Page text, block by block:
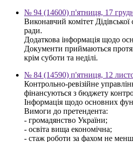
№ 94 (14600) п'ятниця, 17
Виконавчий комітет
ради.
Додаткова інформація щодо
Документи приймаються
крім суботи та неділі.
№ 84 (14590) п'ятниця, 12
Контрольно-ревізійне
фінансуються з бюджету
Інформація щодо основних
Вимоги до претендента:
- громадянство України;
- освіта вища економічна;
- стаж роботи за фахом не